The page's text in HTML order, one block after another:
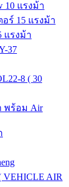
10 แรงม้า
อร์ 15 แรงม้า
แรงม้า
37
8 ( 30
พร้อม Air
AIR